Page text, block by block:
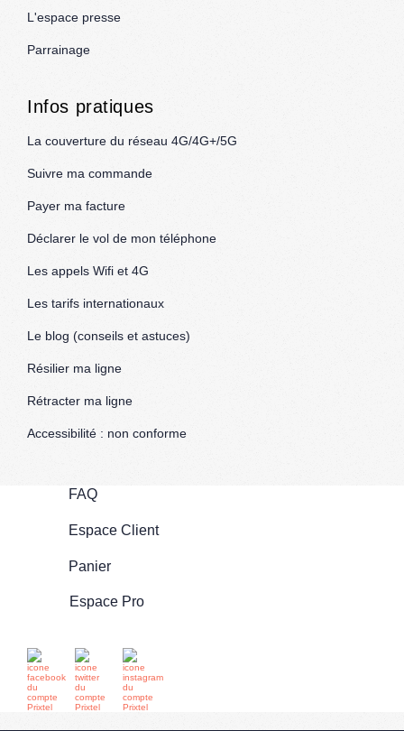
L'espace presse
Parrainage
Infos pratiques
La couverture du réseau 4G/4G+/5G
Suivre ma commande
Payer ma facture
Déclarer le vol de mon téléphone
Les appels Wifi et 4G
Les tarifs internationaux
Le blog (conseils et astuces)
Résilier ma ligne
Rétracter ma ligne
Accessibilité : non conforme
FAQ
Espace Client
Panier
Espace Pro